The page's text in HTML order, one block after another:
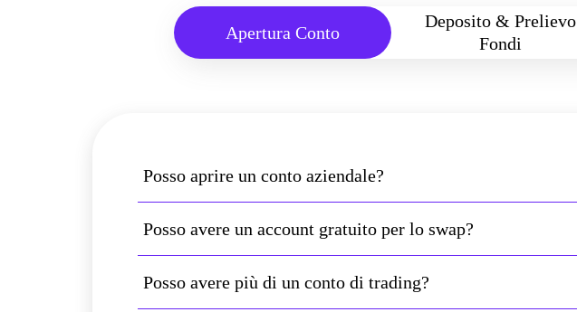
Apertura Conto
Deposito & Prelievo
Fondi
Posso aprire un conto aziendale?
Posso avere un account gratuito per lo swap?
Posso avere più di un conto di trading?